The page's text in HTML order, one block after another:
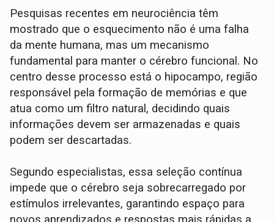
Pesquisas recentes em neurociência têm
mostrado que o esquecimento não é uma falha
da mente humana, mas um mecanismo
fundamental para manter o cérebro funcional. No
centro desse processo está o hipocampo, região
responsável pela formação de memórias e que
atua como um filtro natural, decidindo quais
informações devem ser armazenadas e quais
podem ser descartadas.
Segundo especialistas, essa seleção contínua
impede que o cérebro seja sobrecarregado por
estímulos irrelevantes, garantindo espaço para